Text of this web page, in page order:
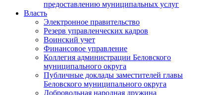
предоставлению муниципальных услуг
Власть
Электронное правительство
Резерв управленческих кадров
Воинский учет
Финансовое управление
Коллегия администрации Беловского
муниципального округа
Публичные доклады заместителей главы
Беловского муниципального округа
Добровольная народная дружина